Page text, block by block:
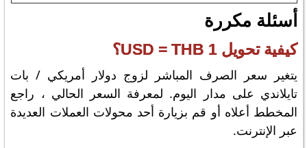
أسئلة مكررة
كيفية تحويل 1 USD = THB؟
يتغير سعر الصرف المباشر لزوج دولار أمريكي / بات
تايلاندي على مدار اليوم. لمعرفة السعر الحالي ، راجع
المخطط أعلاه أو قم بزيارة أحد محولات العملات العديدة
عبر الإنترنت.